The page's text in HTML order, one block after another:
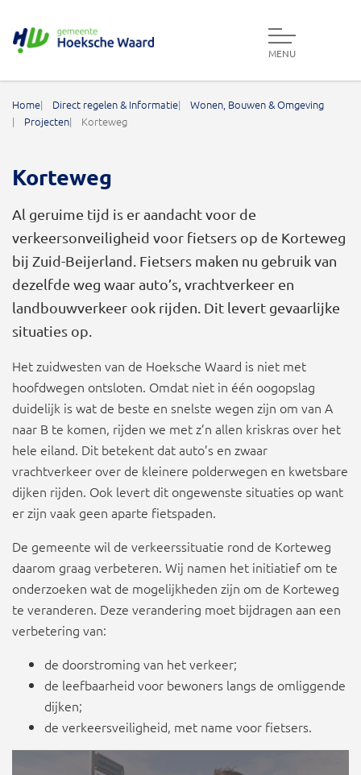
MENU
Home Direct regelen & Informatie
Wonen, Bouwen & Omgeving
Projecten
Korteweg
Korteweg
Al geruime tijd is er aandacht voor de
verkeersonveiligheid voor fietsers op de Korteweg
bij Zuid-Beijerland. Fietsers maken nu gebruik van
dezelfde weg waar auto’s, vrachtverkeer en
landbouwverkeer ook rijden. Dit levert gevaarlijke
situaties op.
Het zuidwesten van de Hoeksche Waard is niet met
hoofdwegen ontsloten. Omdat niet in één oogopslag
duidelijk is wat de beste en snelste wegen zijn om van A
naar B te komen, rijden we met z’n allen kriskras over het
hele eiland. Dit betekent dat auto’s en zwaar
vrachtverkeer over de kleinere polderwegen en kwetsbare
dijken rijden. Ook levert dit ongewenste situaties op want
er zijn vaak geen aparte fietspaden.
De gemeente wil de verkeerssituatie rond de Korteweg
daarom graag verbeteren. Wij namen het initiatief om te
onderzoeken wat de mogelijkheden zijn om de Korteweg
te veranderen. Deze verandering moet bijdragen aan een
verbetering van:
de doorstroming van het verkeer;
de leefbaarheid voor bewoners langs de omliggende
dijken;
de verkeersveiligheid, met name voor fietsers.